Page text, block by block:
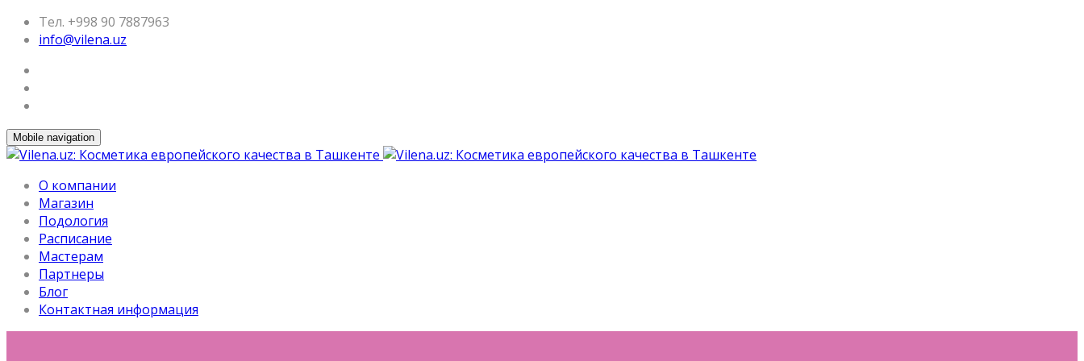
Тел. +998 90 7887963
info@vilena.uz
Mobile navigation
О компании
Магазин
Подология
Расписание
Мастерам
Партнеры
Блог
Контактная информация